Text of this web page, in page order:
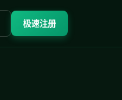
极速注册